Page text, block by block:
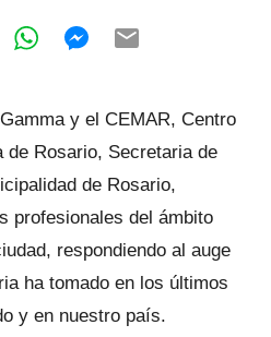
y el CEMAR, Centro
de Rosario, Secretaria de
de Rosario,
profesionales del ámbito
respondiendo al auge
ha tomado en los últimos
y en nuestro país.